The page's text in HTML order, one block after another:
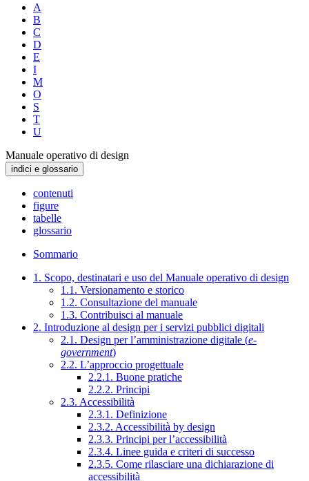
A
B
C
D
E
I
M
O
S
T
U
Manuale operativo di design
indici e glossario
contenuti
figure
tabelle
glossario
Sommario
1. Scopo, destinatari e uso del Manuale operativo di design
1.1. Versionamento e storico
1.2. Consultazione del manuale
1.3. Contribuisci al manuale
2. Introduzione al design per i servizi pubblici digitali
2.1. Design per l’amministrazione digitale (e-
government)
2.2. L’approccio progettuale
2.2.1. Buone pratiche
2.2.2. Principi
2.3. Accessibilità
2.3.1. Definizione
2.3.2. Accessibilità by design
2.3.3. Principi per l’accessibilità
2.3.4. Linee guida e criteri di successo
2.3.5. Come rilasciare una dichiarazione di
accessibilità